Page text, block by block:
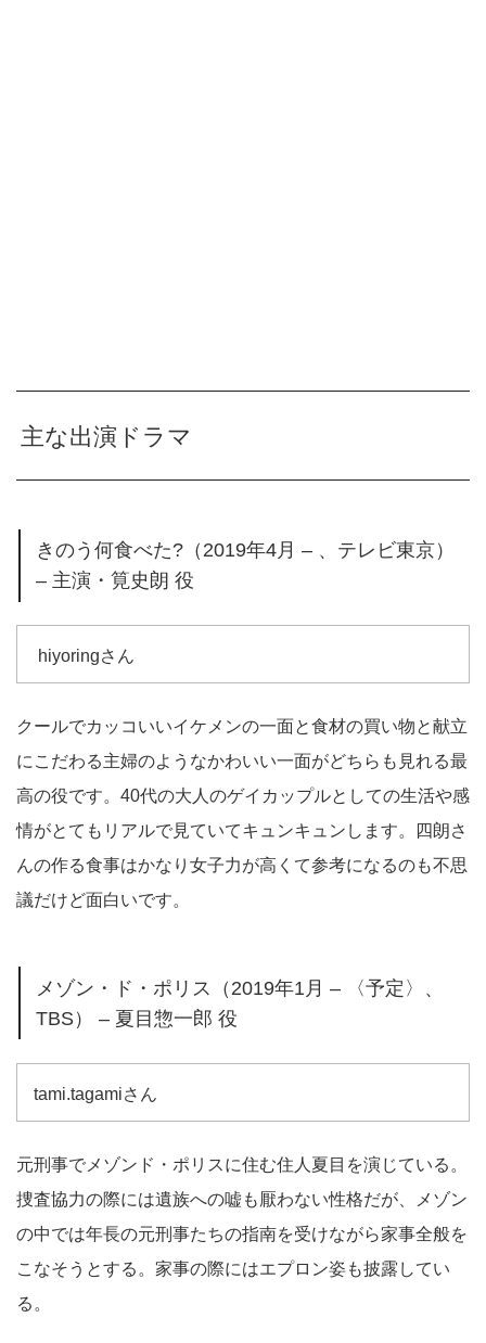
主な出演ドラマ
きのう何食べた?（2019年4月 – 、テレビ東京）
– 主演・筧史朗 役
hiyoringさん
クールでカッコいいイケメンの一面と食材の買い物と献立
にこだわる主婦のようなかわいい一面がどちらも見れる最
高の役です。40代の大人のゲイカップルとしての生活や感
情がとてもリアルで見ていてキュンキュンします。四朗さ
んの作る食事はかなり女子力が高くて参考になるのも不思
議だけど面白いです。
メゾン・ド・ポリス（2019年1月 – 〈予定〉、
TBS） – 夏目惣一郎 役
tami.tagamiさん
元刑事でメゾンド・ポリスに住む住人夏目を演じている。
捜査協力の際には遺族への嘘も厭わない性格だが、メゾン
の中では年長の元刑事たちの指南を受けながら家事全般を
こなそうとする。家事の際にはエプロン姿も披露してい
る。